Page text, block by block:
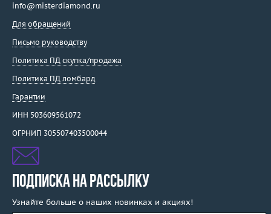
info@misterdiamond.ru
Для обращений
Письмо руководству
Политика ПД скупка/продажа
Политика ПД ломбард
Гарантии
ИНН 503609561072
ОГРНИП 305507403500044
ПОДПИСКА НА РАССЫЛКУ
Узнайте больше о наших новинках и акциях!